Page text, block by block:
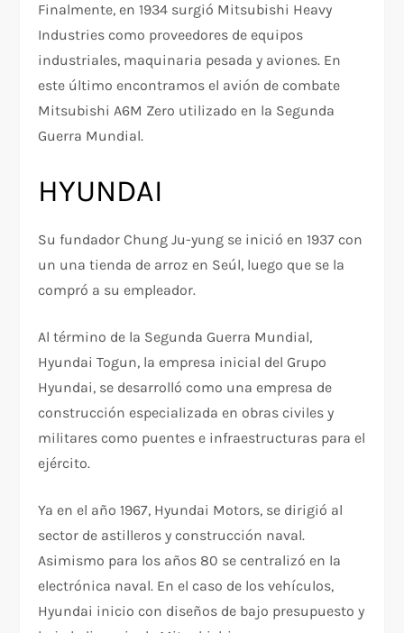
Finalmente, en 1934 surgió Mitsubishi Heavy
Industries como proveedores de equipos
industriales, maquinaria pesada y aviones. En
este último encontramos el avión de combate
Mitsubishi A6M Zero utilizado en la Segunda
Guerra Mundial.
HYUNDAI
Su fundador Chung Ju-yung se inició en 1937 con
un una tienda de arroz en Seúl, luego que se la
compró a su empleador.
Al término de la Segunda Guerra Mundial,
Hyundai Togun, la empresa inicial del Grupo
Hyundai, se desarrolló como una empresa de
construcción especializada en obras civiles y
militares como puentes e infraestructuras para el
ejército.
Ya en el año 1967, Hyundai Motors, se dirigió al
sector de astilleros y construcción naval.
Asimismo para los años 80 se centralizó en la
electrónica naval. En el caso de los vehículos,
Hyundai inicio con diseños de bajo presupuesto y